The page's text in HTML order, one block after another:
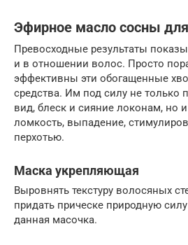
Эфирное масло сосны
Превосходные результаты
и в отношении волос. Просто
эффективны эти обогащенные
средства. Им под силу не только
вид, блеск и сияние локонам, но
ломкость, выпадение,
перхотью.
Маска укрепляющая
Выровнять текстуру волосяных
придать прическе природную
данная масочка.